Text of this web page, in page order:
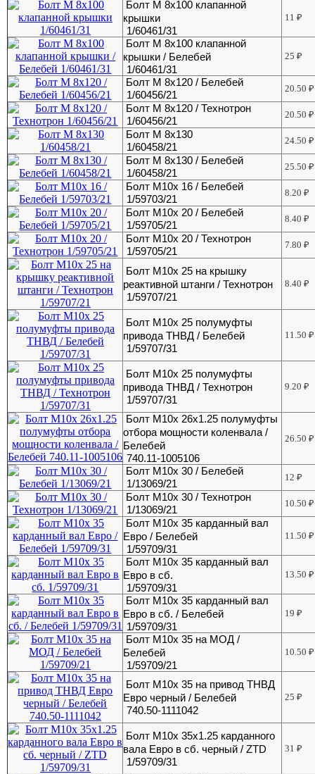
Болт М 8х100 клапанной
крышки
1/60461/31
11₽
Болт М 8х100 клапанной
крышки / Белебей
1/60461/31
25₽
Болт М 8х120 / Белебей
1/60456/21
20.50₽
Болт М 8х120 / Технотрон
1/60456/21
20.50₽
Болт М 8х130
1/60458/21
24.50₽
Болт М 8х130 / Белебей
1/60458/21
25.50₽
Болт М10х 16 / Белебей
1/59703/21
8.20₽
Болт М10х 20 / Белебей
1/59705/21
8.40₽
Болт М10х 20 / Технотрон
1/59705/21
7.80₽
Болт М10х 25 на крышку
реактивной штанги / Технотрон
1/59707/21
8.40₽
Болт М10х 25 полумуфты
привода ТНВД / Белебей
1/59707/31
11.50₽
Болт М10х 25 полумуфты
привода ТНВД / Технотрон
1/59707/31
9.20₽
Болт М10х 26х1.25 полумуфты
отбора мощности коленвала /
Белебей
740.11-1005106
26.50₽
Болт М10х 30 / Белебей
1/13069/21
12₽
Болт М10х 30 / Технотрон
1/13069/21
10.50₽
Болт М10х 35 карданный вал
Евро / Белебей
1/59709/31
11.50₽
Болт М10х 35 карданный вал
Евро в сб.
1/59709/31
13.50₽
Болт М10х 35 карданный вал
Евро в сб. / Белебей
1/59709/31
19₽
Болт М10х 35 на МОД /
Белебей
1/59709/21
10.50₽
Болт М10х 35 на привод ТНВД
Евро черный / Белебей
740.50-1111042
25₽
Болт М10х 35х1.25 карданного
вала Евро в сб. черный / ZTD
1/59709/31
31₽